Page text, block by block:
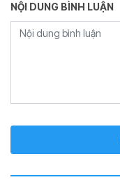
NỘI DUNG BÌNH LUẬN